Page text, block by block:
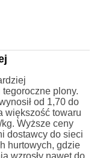
plony.
od 1,70 do
większość towaru
Wyższe ceny
dostawcy do sieci
hurtowych, gdzie
wzrosły nawet do